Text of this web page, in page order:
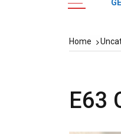
Home
E63